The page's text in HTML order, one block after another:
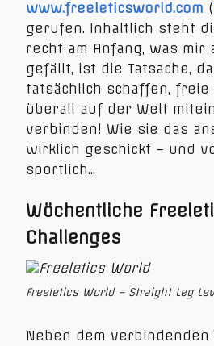
www.freeleticsworld.com (
gerufen. Inhaltlich steht
recht am Anfang, was mir
gefällt, ist die Tatsache,
tatsächlich schaffen, freie
überall auf der Welt
verbinden! Wie sie das
wirklich geschickt – und
sportlich…
Wöchentliche
Challenges
Freeletics World – Straight Leg
Neben dem verbindenden